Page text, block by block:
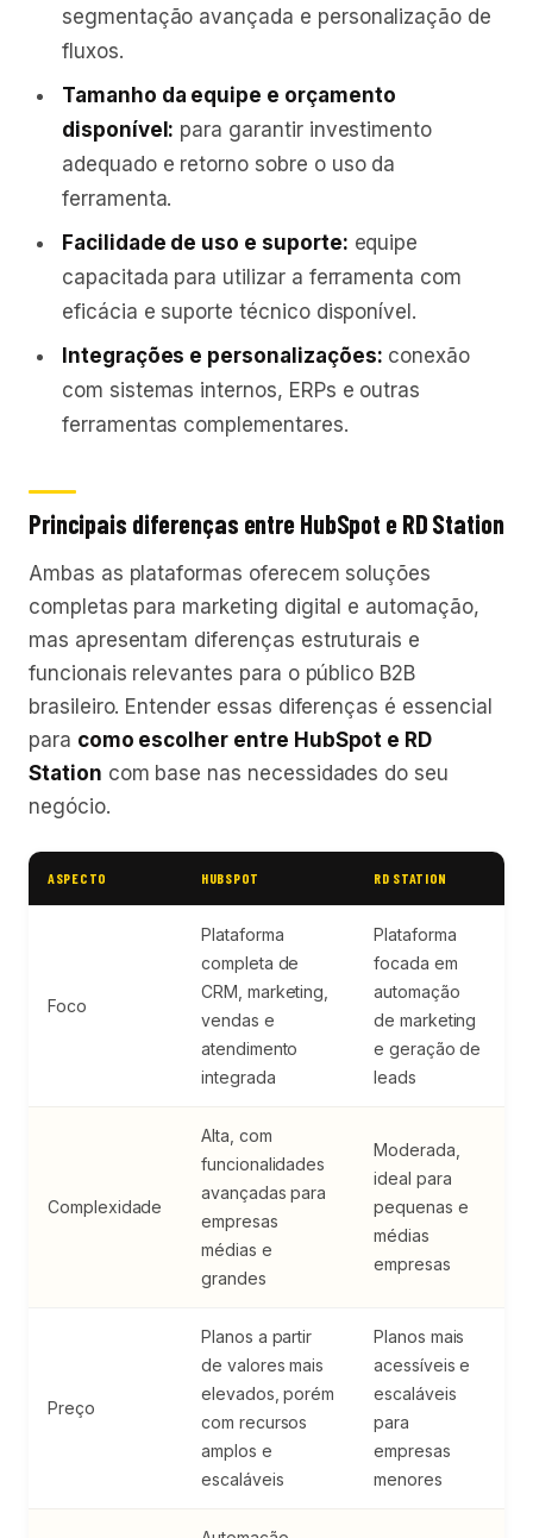
segmentação avançada e personalização de
fluxos.
Tamanho da equipe e orçamento
disponível: para garantir investimento
adequado e retorno sobre o uso da
ferramenta.
Facilidade de uso e suporte: equipe
capacitada para utilizar a ferramenta com
eficácia e suporte técnico disponível.
Integrações e personalizações: conexão
com sistemas internos, ERPs e outras
ferramentas complementares.
Principais diferenças entre HubSpot e RD Station
Ambas as plataformas oferecem soluções
completas para marketing digital e automação,
mas apresentam diferenças estruturais e
funcionais relevantes para o público B2B
brasileiro. Entender essas diferenças é essencial
para como escolher entre HubSpot e RD
Station com base nas necessidades do seu
negócio.
ASPECTO HUBSPOT RD STATION
Foco
Plataforma
completa de
CRM, marketing,
vendas e
atendimento
integrada
Plataforma
focada em
automação
de marketing
e geração de
leads
Complexidade
Alta, com
funcionalidades
avançadas para
empresas
médias e
grandes
Moderada,
ideal para
pequenas e
médias
empresas
Preço
Planos a partir
de valores mais
elevados, porém
com recursos
amplos e
escaláveis
Planos mais
acessíveis e
escaláveis
para
empresas
menores